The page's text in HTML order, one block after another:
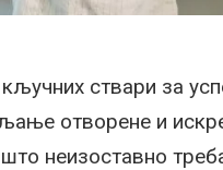
ствари за
отворене и
неизоставно